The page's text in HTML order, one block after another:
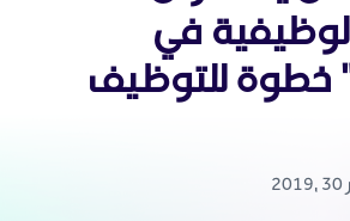
في
للتوظيف